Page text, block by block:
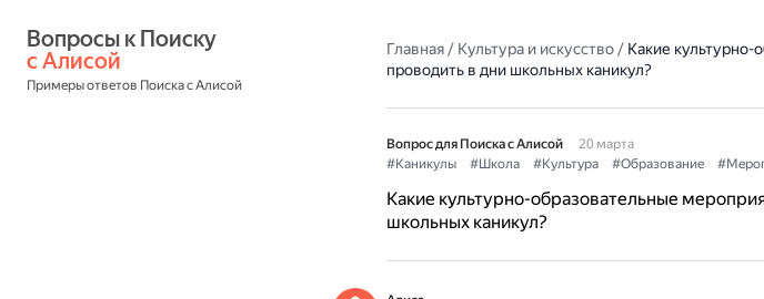
с Алисой
Примеры ответов Поиска с Алисой
Главная/ Культура и искусство/ Какие культурно-
проводить в дни школьных каникул?
Вопрос для Поиска с Алисой
20 марта
#Каникулы
#Школа #Культура #Образование
Какие культурно-образовательные
школьных каникул?